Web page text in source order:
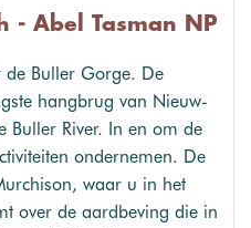
- Abel Tasman NP
de Buller Gorge. De
hangbrug van Nieuw-
Buller River. In en om de
ondernemen. De
waar u in het
over de aardbeving die in